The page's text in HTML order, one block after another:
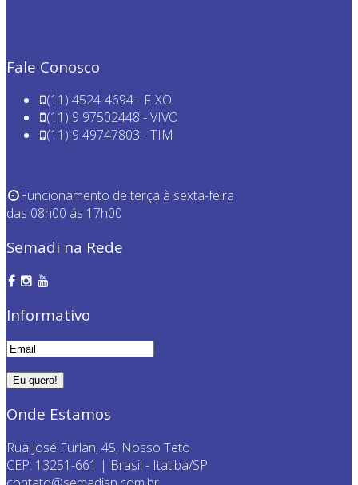
Fale Conosco
(11) 4524-4694 - FIXO
(11) 9 97502448 - VIVO
(11) 9 49747803 - TIM
Funcionamento de terça à sexta-feira
das 08h00 ás 17h00
Semadi na Rede
Informativo
Onde Estamos
Rua José Furlan, 45, Nosso Teto
CEP: 13251-661 | Brasil - Itatiba/SP